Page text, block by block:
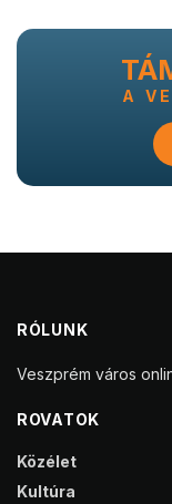
A
RÓLUNK
Veszprém város
ROVATOK
Közélet
Kultúra